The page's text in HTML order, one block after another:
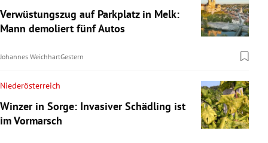
Verwüstungszug auf Parkplatz in Melk:
Mann demoliert fünf Autos
Johannes WeichhartGestern
Niederösterreich
Winzer in Sorge: Invasiver Schädling ist
im Vormarsch